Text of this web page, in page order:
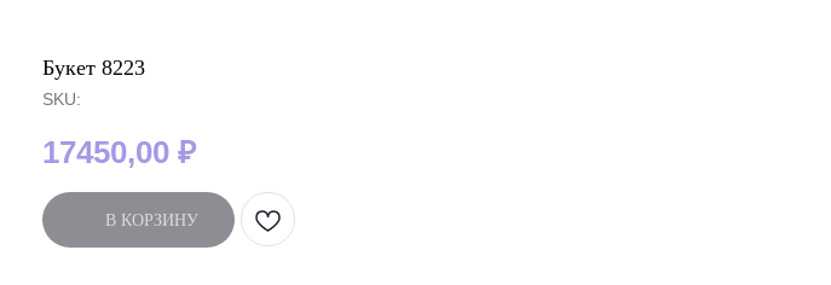
Букет 8223
SKU:
17450,00 ₽
В КОРЗИНУ